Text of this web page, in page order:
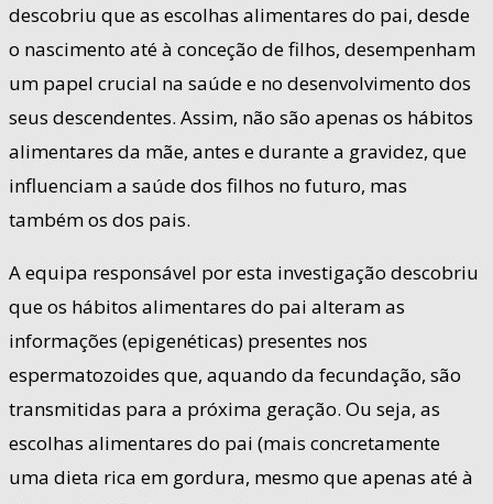
descobriu que as escolhas alimentares do pai, desde
o nascimento até à conceção de filhos, desempenham
um papel crucial na saúde e no desenvolvimento dos
seus descendentes. Assim, não são apenas os hábitos
alimentares da mãe, antes e durante a gravidez, que
influenciam a saúde dos filhos no futuro, mas
também os dos pais.
A equipa responsável por esta investigação descobriu
que os hábitos alimentares do pai alteram as
informações (epigenéticas) presentes nos
espermatozoides que, aquando da fecundação, são
transmitidas para a próxima geração. Ou seja, as
escolhas alimentares do pai (mais concretamente
uma dieta rica em gordura, mesmo que apenas até à